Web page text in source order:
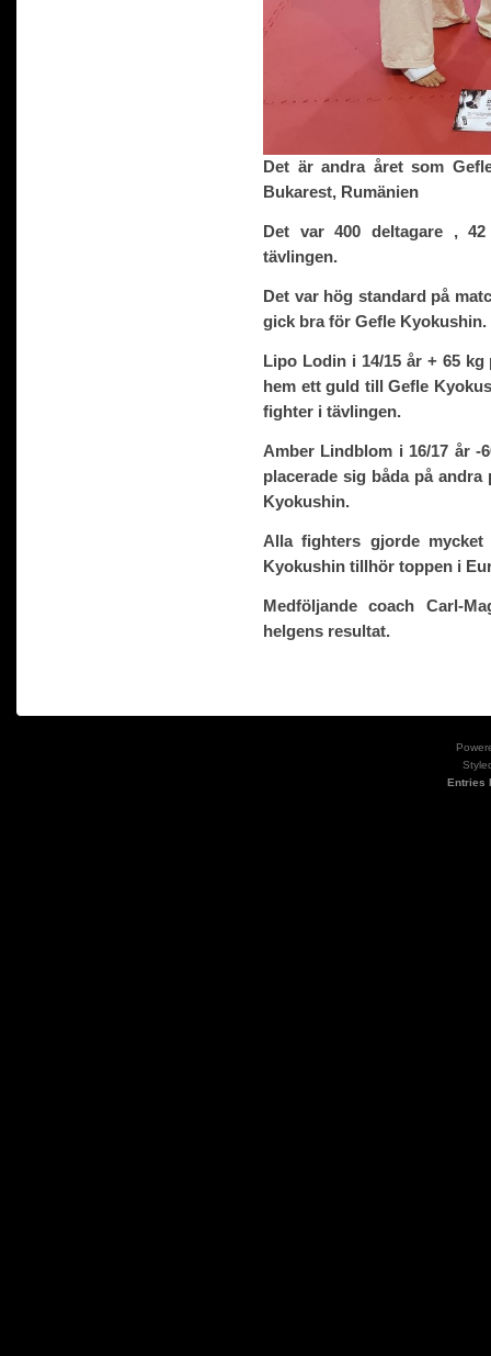
Det är andra året som
Bukarest, Rumänien
Det var 400 deltagare ,
tävlingen.
Det var hög standard på
gick bra för Gefle Kyokushin.
Lipo Lodin i 14/15 år + 65
hem ett guld till Gefle
fighter i tävlingen.
Amber Lindblom i 16/17 år -
placerade sig båda på
Kyokushin.
Alla fighters gjorde
Kyokushin tillhör toppen i
Medföljande coach Carl-
helgens resultat.
Entries